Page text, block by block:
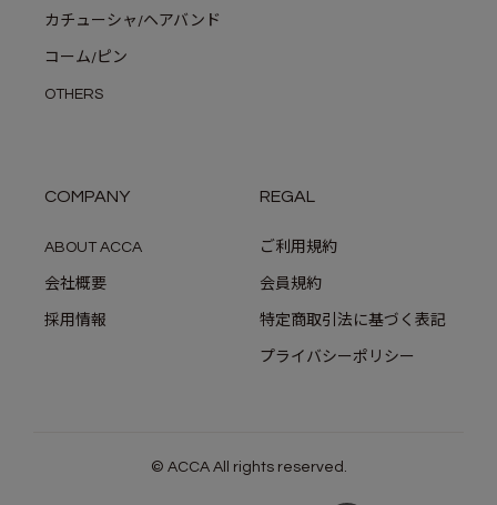
カチューシャ/ヘアバンド
コーム/ピン
OTHERS
COMPANY
ABOUT ACCA
会社概要
採用情報
REGAL
ご利用規約
会員規約
特定商取引法に基づく表記
プライバシーポリシー
© ACCA All rights reserved.